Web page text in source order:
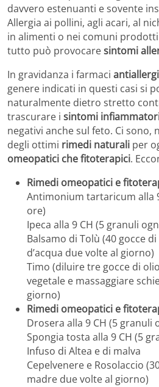
davvero estenuanti e sovente
Allergia ai pollini, agli acari, al
in alimenti o nei comuni
tutto può provocaresintomi
In gravidanza i farmaci
genere indicati in questi casi si
naturalmente dietro stretto
trascurare i sintomi
negativi anche sul feto. Ci sono,
degli ottimi rimedi naturali per
omeopatici che fitoterapici.
Rimedi omeopatici e
Antimonium tartaricum alla
ore)
Ipeca alla 9 CH (5 granuli
Balsamo di Tolù (40 gocce
d’acqua due volte al giorno)
Timo (diluire tre gocce di
vegetale e massaggiare
giorno)
Rimedi omeopatici e
Drosera alla 9 CH (5 granuli
Spongia tosta alla 9 CH (5
Infuso di Altea e di malva
Cepelvenere e Rosolaccio
madre due volte al giorno)